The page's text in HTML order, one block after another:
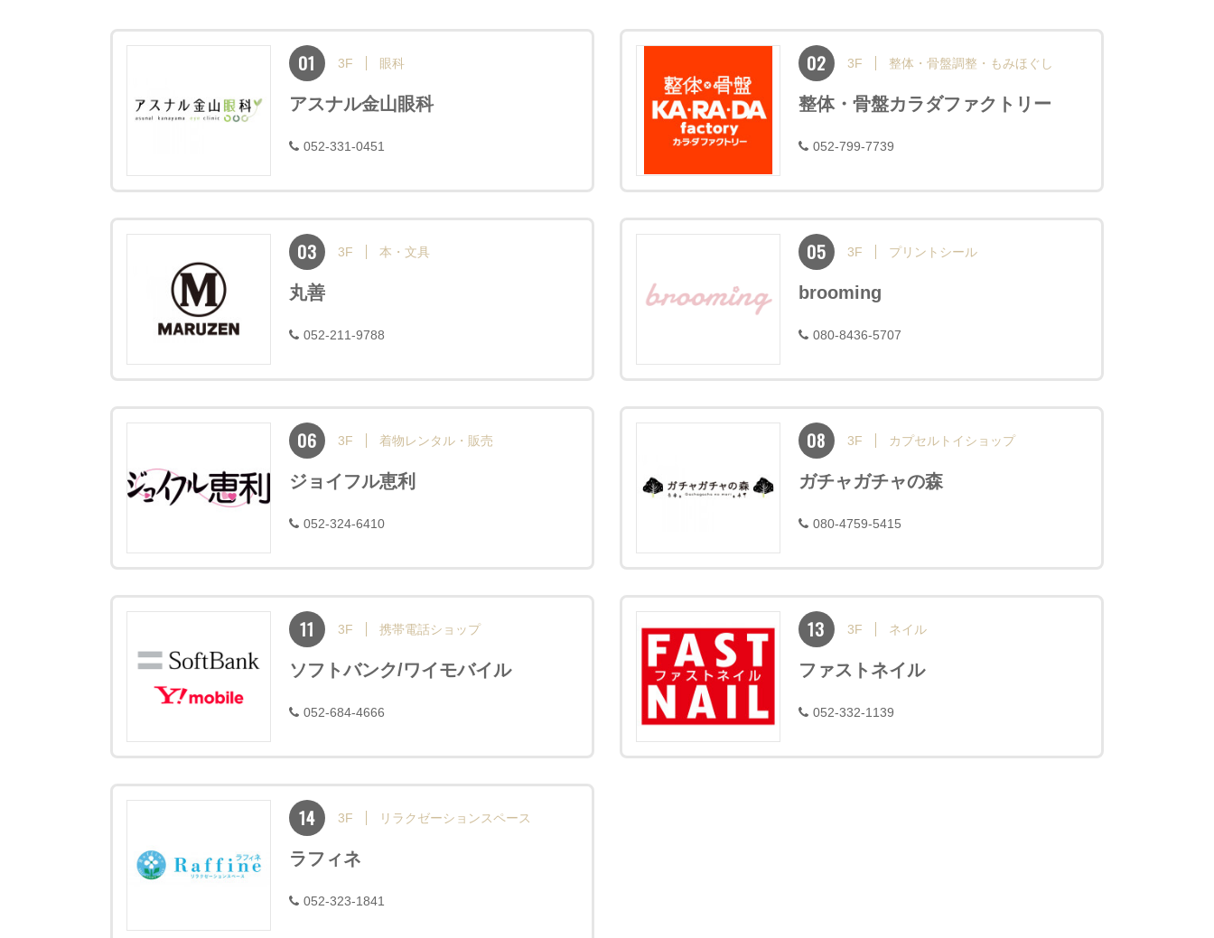
01 3F 眼科
アスナル金山眼科
052-331-0451
02 3F 整体・骨盤調整・もみほぐし
整体・骨盤カラダファクトリー
052-799-7739
03 3F 本・文具
丸善
052-211-9788
05 3F プリントシール
brooming
080-8436-5707
06 3F 着物レンタル・販売
ジョイフル恵利
052-324-6410
08 3F カプセルトイショップ
ガチャガチャの森
080-4759-5415
11 3F 携帯電話ショップ
ソフトバンク/ワイモバイル
052-684-4666
13 3F ネイル
ファストネイル
052-332-1139
14 3F リラクゼーションスペース
ラフィネ
052-323-1841